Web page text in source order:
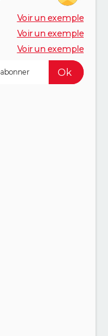
Voir un exemple
Voir un exemple
Voir un exemple